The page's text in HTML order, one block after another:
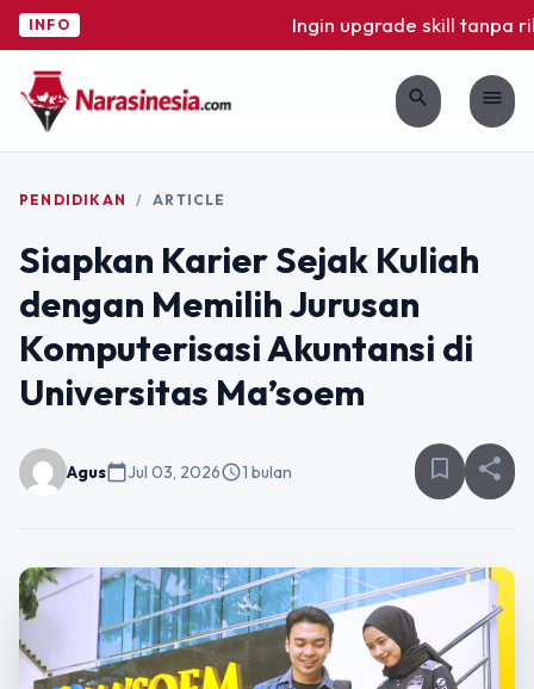
INFO Ingin upgrade skill tanpa
search menu
PENDIDIKAN / ARTICLE
Siapkan Karier Sejak Kuliah
dengan Memilih Jurusan
Komputerisasi Akuntansi di
Universitas Ma’soem
Aguscalendar_todayJul 03, 2026schedule1 bulan bookmark_border share